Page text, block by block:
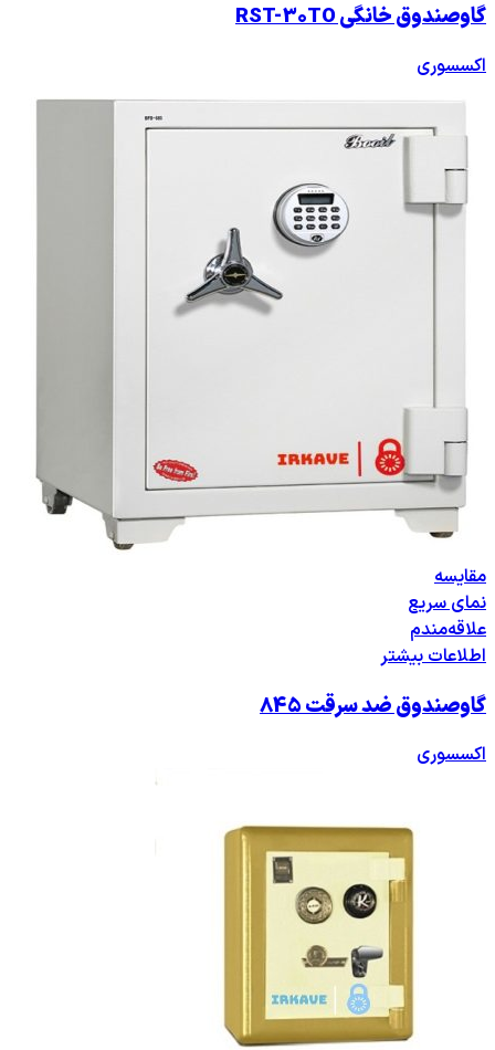
گاوصندوق خانگی RST-30TO
اکسسوری
مقایسه
نمای سریع
علاقه‌مندم
اطلاعات بیشتر
گاوصندوق ضد سرقت 845
اکسسوری